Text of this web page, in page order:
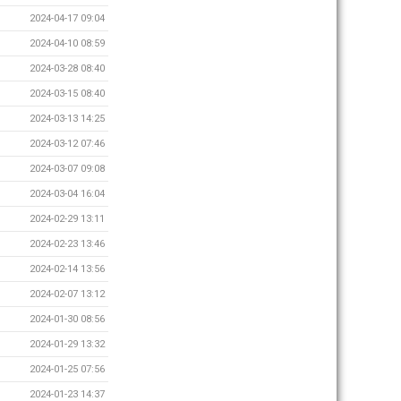
2024-04-17 09:04
2024-04-10 08:59
2024-03-28 08:40
2024-03-15 08:40
2024-03-13 14:25
2024-03-12 07:46
2024-03-07 09:08
2024-03-04 16:04
2024-02-29 13:11
2024-02-23 13:46
2024-02-14 13:56
2024-02-07 13:12
2024-01-30 08:56
2024-01-29 13:32
2024-01-25 07:56
2024-01-23 14:37